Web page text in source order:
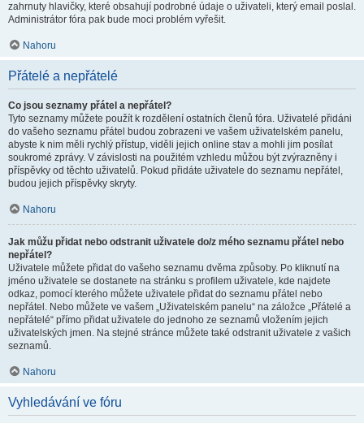
zahrnuty hlavičky, které obsahují podrobné údaje o uživateli, který email poslal.
Administrátor fóra pak bude moci problém vyřešit.
Nahoru
Přátelé a nepřátelé
Co jsou seznamy přátel a nepřátel?
Tyto seznamy můžete použít k rozdělení ostatních členů fóra. Uživatelé přidáni
do vašeho seznamu přátel budou zobrazeni ve vašem uživatelském panelu,
abyste k nim měli rychlý přístup, viděli jejich online stav a mohli jim posílat
soukromé zprávy. V závislosti na použitém vzhledu můžou být zvýrazněny i
příspěvky od těchto uživatelů. Pokud přidáte uživatele do seznamu nepřátel,
budou jejich příspěvky skryty.
Nahoru
Jak můžu přidat nebo odstranit uživatele do/z mého seznamu přátel nebo
nepřátel?
Uživatele můžete přidat do vašeho seznamu dvěma způsoby. Po kliknutí na
jméno uživatele se dostanete na stránku s profilem uživatele, kde najdete
odkaz, pomocí kterého můžete uživatele přidat do seznamu přátel nebo
nepřátel. Nebo můžete ve vašem „Uživatelském panelu“ na záložce „Přátelé a
nepřátelé“ přímo přidat uživatele do jednoho ze seznamů vložením jejich
uživatelských jmen. Na stejné stránce můžete také odstranit uživatele z vašich
seznamů.
Nahoru
Vyhledávání ve fóru